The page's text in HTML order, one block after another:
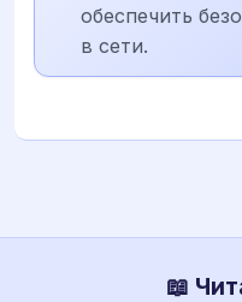
обеспечить
в сети.
📖